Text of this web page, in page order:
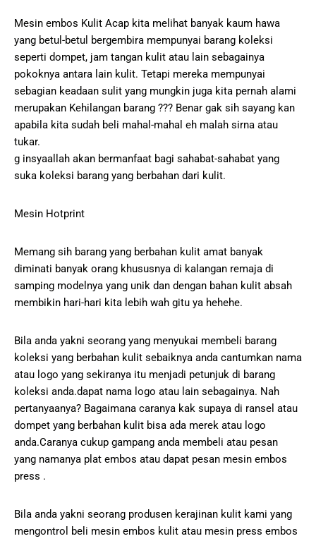
Mesin embos Kulit Acap kita melihat banyak kaum hawa
yang betul-betul bergembira mempunyai barang koleksi
seperti dompet, jam tangan kulit atau lain sebagainya
pokoknya antara lain kulit. Tetapi mereka mempunyai
sebagian keadaan sulit yang mungkin juga kita pernah alami
merupakan Kehilangan barang ??? Benar gak sih sayang kan
apabila kita sudah beli mahal-mahal eh malah sirna atau
tukar.
g insyaallah akan bermanfaat bagi sahabat-sahabat yang
suka koleksi barang yang berbahan dari kulit.
Mesin Hotprint
Memang sih barang yang berbahan kulit amat banyak
diminati banyak orang khususnya di kalangan remaja di
samping modelnya yang unik dan dengan bahan kulit absah
membikin hari-hari kita lebih wah gitu ya hehehe.
Bila anda yakni seorang yang menyukai membeli barang
koleksi yang berbahan kulit sebaiknya anda cantumkan nama
atau logo yang sekiranya itu menjadi petunjuk di barang
koleksi anda.dapat nama logo atau lain sebagainya. Nah
pertanyaanya? Bagaimana caranya kak supaya di ransel atau
dompet yang berbahan kulit bisa ada merek atau logo
anda.Caranya cukup gampang anda membeli atau pesan
yang namanya plat embos atau dapat pesan mesin embos
press .
Bila anda yakni seorang produsen kerajinan kulit kami yang
mengontrol beli mesin embos kulit atau mesin press embos